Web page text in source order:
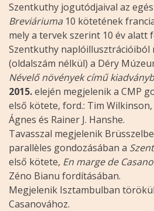
Szentkuthy jogutódjaival az
Breviáriuma 10 kötetének
mely a tervek szerint 10 év alatt
Szentkuthy naplóillusztrációiból
(oldalszám nélkül) a Déry
Névelő növények című
2015.elején megjelenik a CMP
első kötete, ford.: Tim
Ágnes és Rainer J. Hanshe.
Tavasszal megjelenik
parallèles gondozásában a
első kötete, En marge de
Zéno Bianu fordításában.
Megjelenik Isztambulban
Casanovához.